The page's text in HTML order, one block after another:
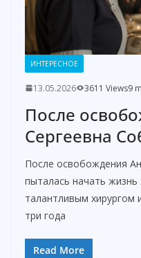
ИНТЕРЕСНОЕ
13.05.2026 3611 Views9
После
Сергеевна
После освобождения
пыталась начать
талантливым
три года
Read More